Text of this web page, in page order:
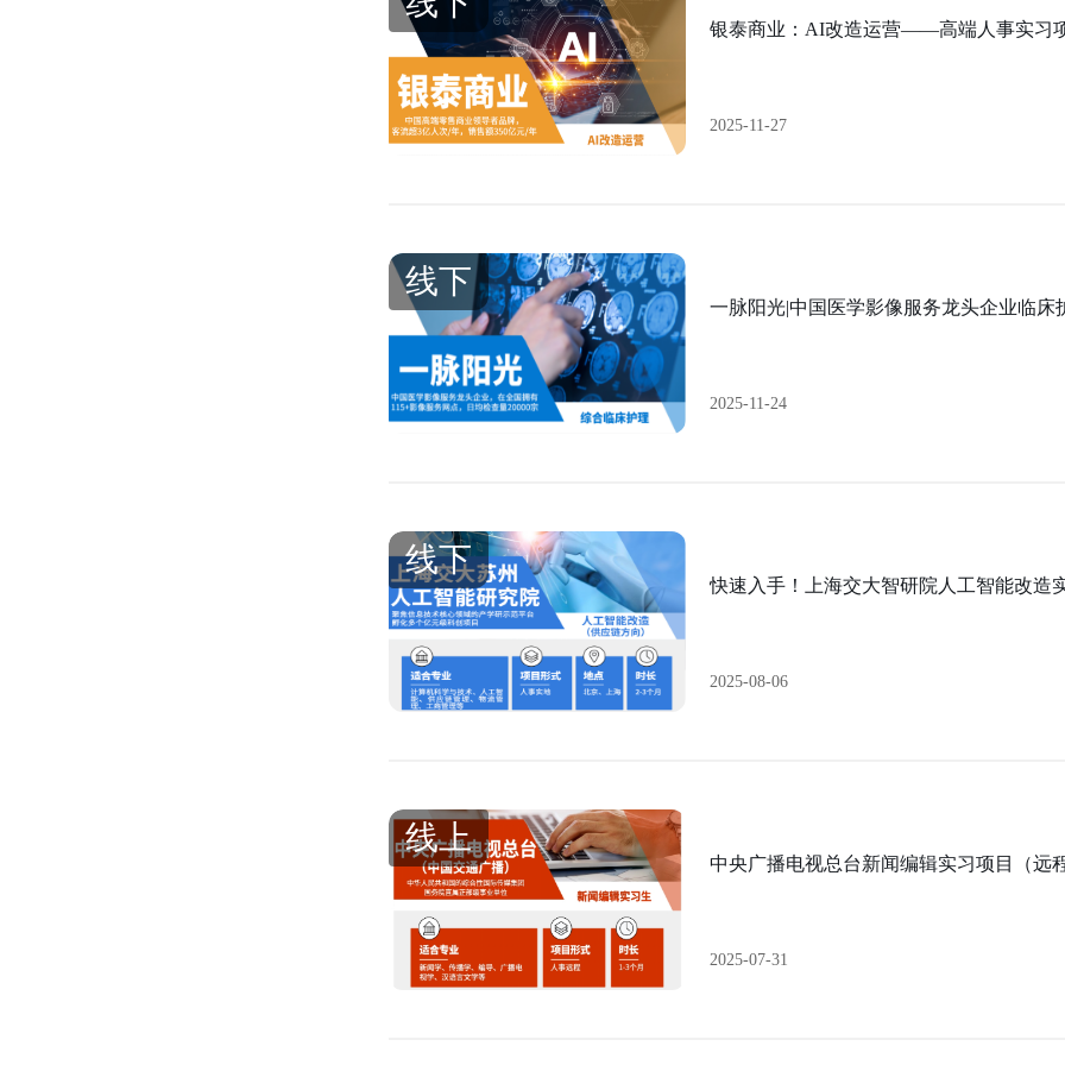
银泰商业：AI改造运营——高端人事实习
2025-11-27
线下
一脉阳光|中国医学影像服务龙头企业临床
2025-11-24
线下
快速入手！上海交大智研院人工智能改造
2025-08-06
线上
中央广播电视总台新闻编辑实习项目（远程
2025-07-31